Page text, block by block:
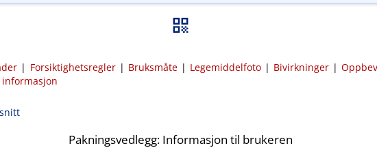
| Forsiktighetsregler | Bruksmåte | Legemiddelfoto | Bivirkninger |
Pakningsvedlegg: Informasjon til brukeren